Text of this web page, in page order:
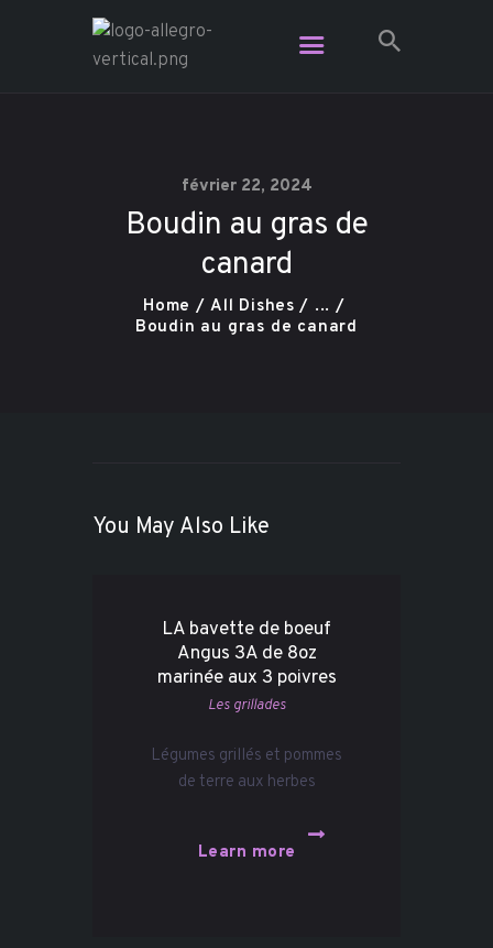
février 22, 2024
Boudin au gras de
canard
Home All Dishes
...
Boudin au gras de canard
Vidéo
Plats pour emporter
Contact
Réservation
You May Also Like
LA bavette de boeuf
Angus 3A de 8oz
marinée aux 3 poivres
Les grillades
Légumes grillés et pommes
de terre aux herbes
Learn more